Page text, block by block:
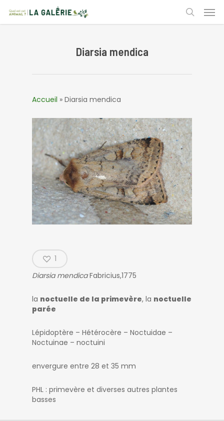
main
search
Diarsia mendica
Accueil » Diarsia mendica
1
Diarsia mendicaFabricius,1775
la noctuelle de la primevère, la noctuelle
parée
Lépidoptère – Hétérocère – Noctuidae –
Noctuinae – noctuini
envergure entre 28 et 35 mm
PHL : primevère et diverses autres plantes
basses